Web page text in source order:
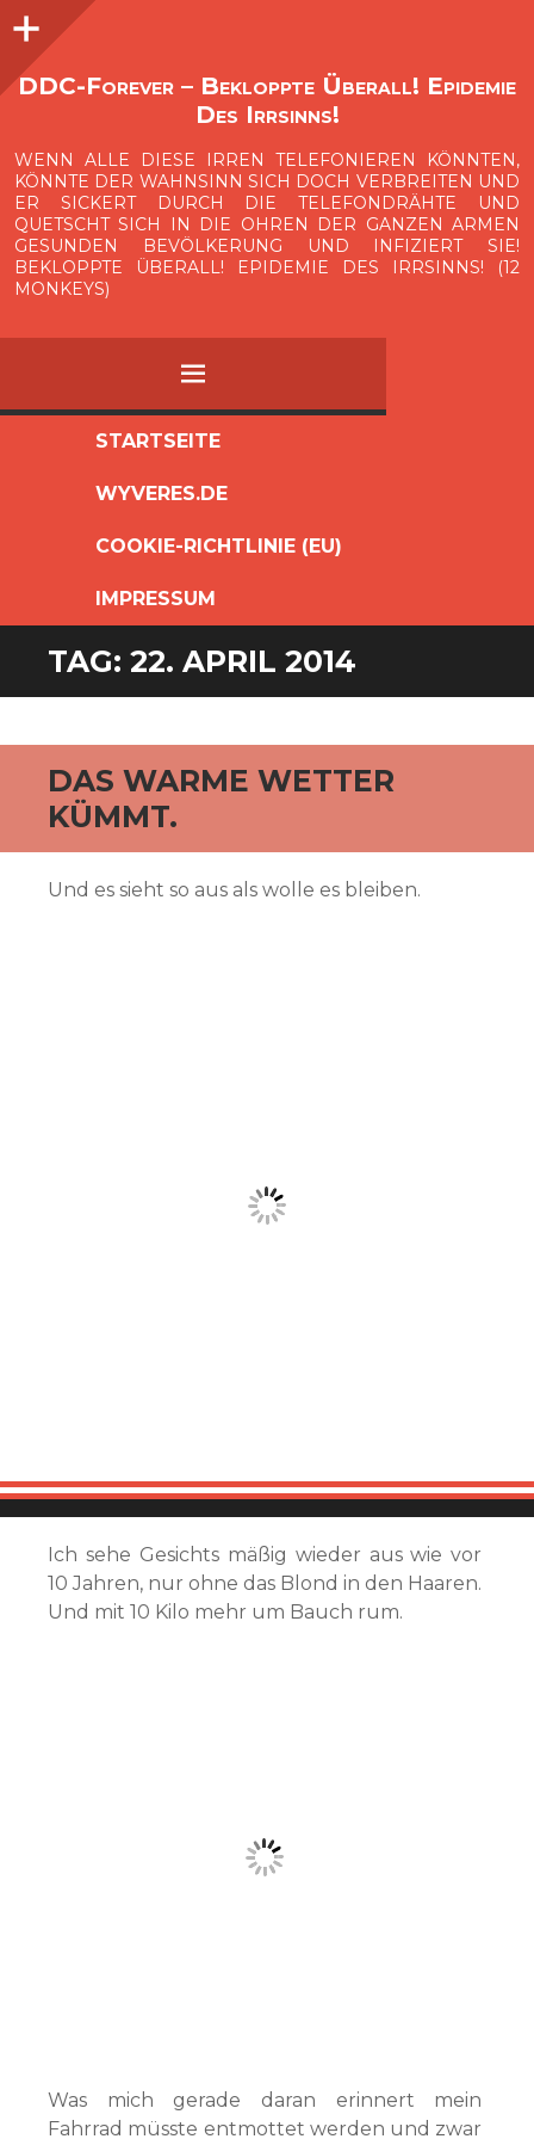
O
p
e
n
i
d
e
b
a
DDC-Forever – Bekloppte Überall! Epidemie
Des Irrsinns!
WENN ALLE DIESE IRREN TELEFONIEREN KÖNNTEN,
KÖNNTE DER WAHNSINN SICH DOCH VERBREITEN UND
ER SICKERT DURCH DIE TELEFONDRÄHTE UND
QUETSCHT SICH IN DIE OHREN DER GANZEN ARMEN
GESUNDEN BEVÖLKERUNG UND INFIZIERT SIE!
BEKLOPPTE ÜBERALL! EPIDEMIE DES IRRSINNS! (12
MONKEYS)
MENÜ
SPRINGEN
STARTSEITE
WYVERES.DE
COOKIE-RICHTLINIE (EU)
IMPRESSUM
Seitenleiste
TAG: 22. APRIL 2014
DAS WARME WETTER
KÜMMT.
Und es sieht so aus als wolle es bleiben.
Ich sehe Gesichts mäßig wieder aus wie vor
10 Jahren, nur ohne das Blond in den Haaren.
Und mit 10 Kilo mehr um Bauch rum.
Was mich gerade daran erinnert mein
Fahrrad müsste entmottet werden und zwar